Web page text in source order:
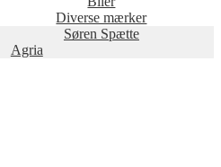
Diverse mærker
Søren Spætte
Agria